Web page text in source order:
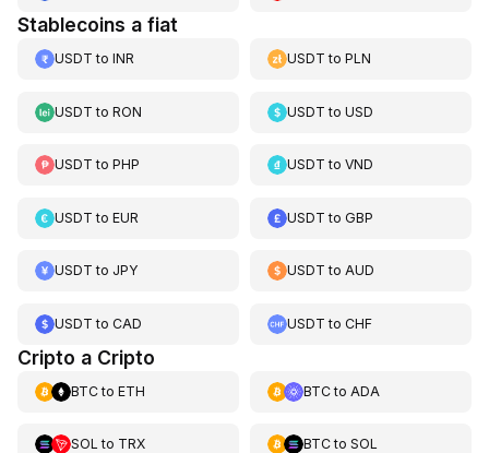
Stablecoins a fiat
USDT to INR USDT toPLN
USDT to RON USDT toUSD
USDT to PHP USDT toVND
USDT to EUR USDT toGBP
USDT to JPY USDT toAUD
USDT to CAD USDT toCHF
Cripto a Cripto
BTCto ETH BTCto ADA
SOL to TRX BTCto SOL